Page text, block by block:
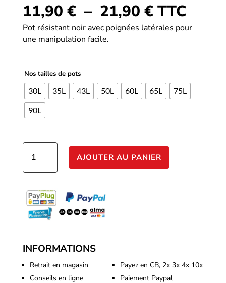
11,90 € – 21,90 €Plage
de
prix :
TTC
Pot résistant noir avec poignées latérales pour
une manipulation facile.
Nos tailles de pots
30L 35L 43L 50L 60L 65L
75L
90L
Pot
Poignées
Tailles)
AJOUTER AU PANIER
INFORMATIONS
Retrait en magasin
Conseils en ligne
Payez en CB, 2x 3x 4x 10x
Paiement Paypal